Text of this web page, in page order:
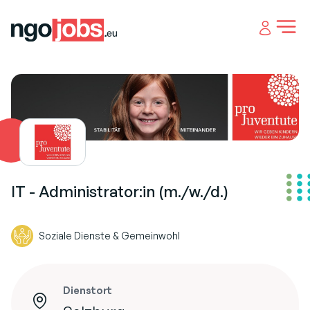
Open
IT - Administrator:in (m./w./d.)
Soziale Dienste & Gemeinwohl
Dienstort